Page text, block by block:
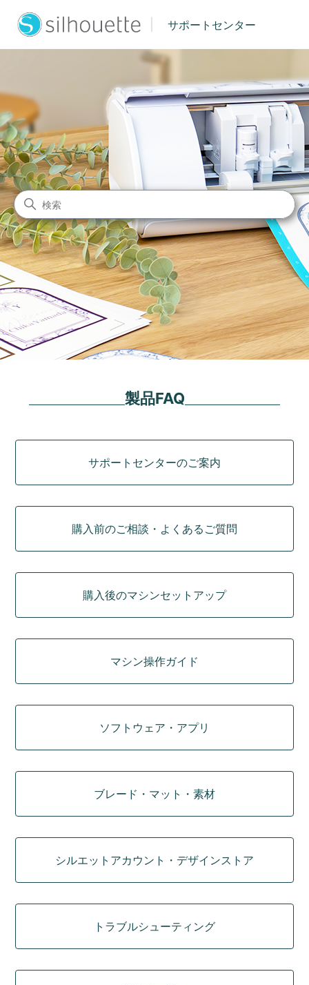
サポートセンター
シルエットジャパン サポート
検索
製品FAQ
サポートセンターのご案内
購入前のご相談・よくあるご質問
購入後のマシンセットアップ
マシン操作ガイド
ソフトウェア・アプリ
ブレード・マット・素材
シルエットアカウント・デザインストア
トラブルシューティング